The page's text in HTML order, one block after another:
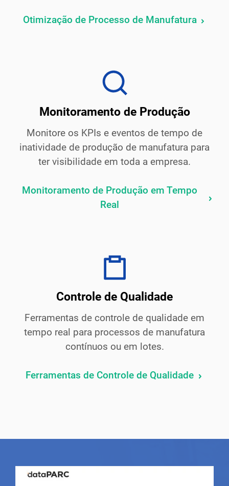
Otimização de Processo de Manufatura
Monitoramento de Produção
Monitore os KPIs e eventos de tempo de
inatividade de produção de manufatura para
ter visibilidade em toda a empresa.
Monitoramento de Produção em Tempo
Real
Controle de Qualidade
Ferramentas de controle de qualidade em
tempo real para processos de manufatura
contínuos ou em lotes.
Ferramentas de Controle de Qualidade